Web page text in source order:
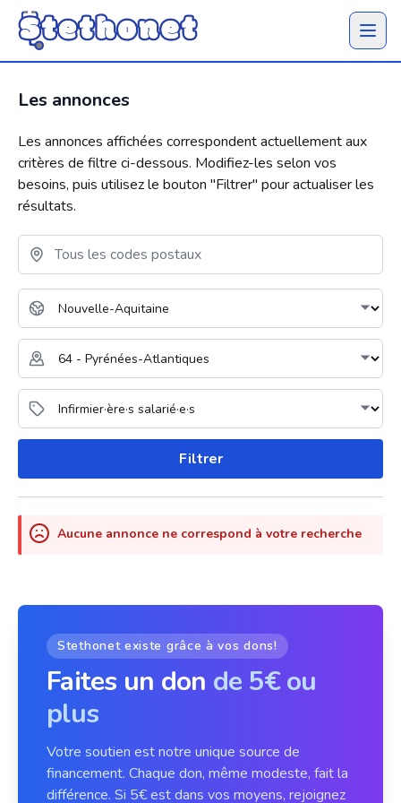
Ouvrir
Les annonces
Les annonces affichées correspondent actuellement aux
critères de filtre ci-dessous. Modifiez-les selon vos
besoins, puis utilisez le bouton "Filtrer" pour actualiser les
résultats.
Filtrer
Aucune annonce ne correspond à votre recherche
Stethonet existe grâce à vos dons!
Faites un don de 5€ ou
plus
Votre soutien est notre unique source de
financement. Chaque don, même modeste, fait la
différence. Si 5€ est dans vos moyens, rejoignez